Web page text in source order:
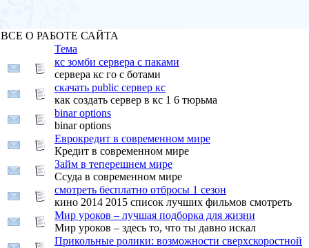
ВСЕ О РАБОТЕ САЙТА
Тема
кс зомби сервера с паками
сервера кс го с ботами
скачать public сервер кс
как создать сервер в кс 1 6 тюрьма
binar options
binar options
Еврокредит в современном мире
Кредит в современном мире
Займ в теперешнем мире
Ссуда в современном мире
смотреть бесплатно отбросы 1 сезон
кино 2014 2015 список лучших фильмов смотреть
Мир уроков – лучшая подборка для жизни
Мир уроков – здесь то, что ты давно искал
Прикольные ролики: возможности сверхскоростной